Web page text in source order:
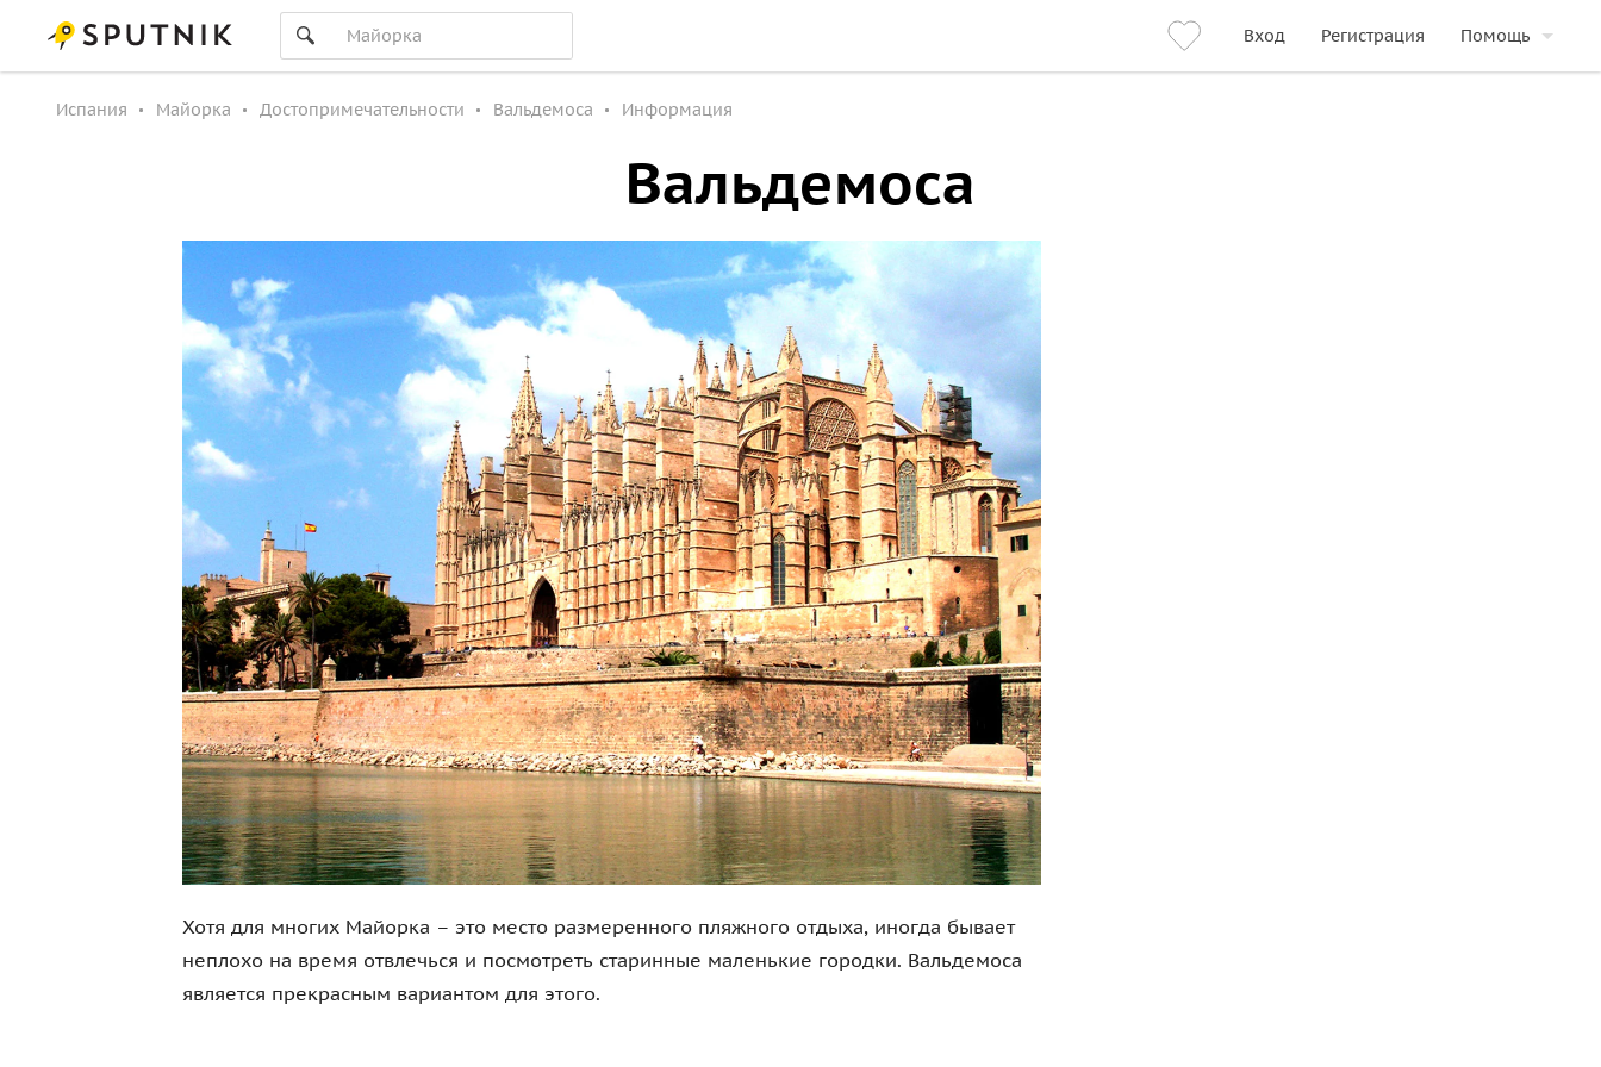
Вход Регистрация Помощь
Испания Майорка Достопримечательности Вальдемоса Информация
Вальдемоса
Хотя для многих Майорка – это место размеренного пляжного отдыха, иногда бывает
неплохо на время отвлечься и посмотреть старинные маленькие городки. Вальдемоса
является прекрасным вариантом для этого.